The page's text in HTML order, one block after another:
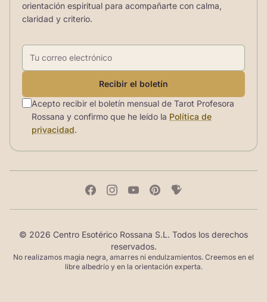
orientación espiritual para acompañarte con calma,
claridad y criterio.
Correo electrónico
Recibir el boletín
Acepto recibir el boletín mensual de Tarot Profesora
Rossana y confirmo que he leído la Política de
privacidad.
© 2026 Centro Esotérico Rossana S.L. Todos los derechos
reservados.
No realizamos magia negra, amarres ni endulzamientos. Creemos en el
libre albedrío y en la orientación experta.